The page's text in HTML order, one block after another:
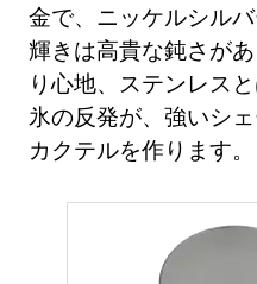
金で、ニッケルシル
輝きは高貴な鈍さが
り心地、ステンレス
氷の反発が、強いシ
カクテルを作ります。